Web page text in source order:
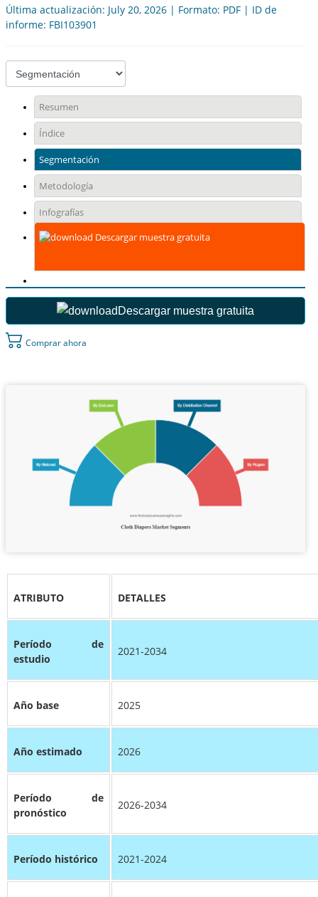
Última actualización: July 20, 2026 | Formato: PDF | ID de
informe: FBI103901
Resumen
Índice
Segmentación
Metodología
Infografías
Descargar muestra gratuita
Descargar muestra gratuita
Comprar ahora
ATRIBUTO DETALLES
Período de
estudio
2021-2034
Año base 2025
Año estimado 2026
Período de
pronóstico
2026-2034
Período histórico 2021-2024